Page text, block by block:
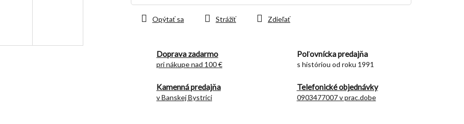
cena:
Doprava zadarmo
pri nákupe nad 100 €
Poľovnícka predajňa
s históriou od roku 1991
Kamenná predajňa
v Banskej Bystrici
Telefonické objednávky
0903477007 v prac.dobe
Opýtať sa Strážiť Zdieľať